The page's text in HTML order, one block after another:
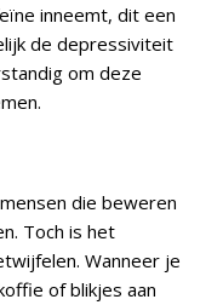
inneemt, dit een
de depressiviteit
om deze
die beweren
Toch is het
Wanneer je
of blikjes aan